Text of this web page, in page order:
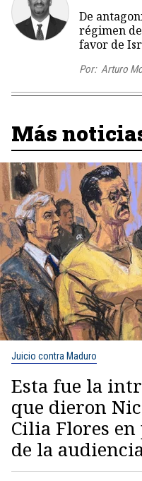
De
régimen
favor de
Por: Arturo
Más
Juicio contra Maduro
Esta fue la
que dieron
Cilia Flores
de la